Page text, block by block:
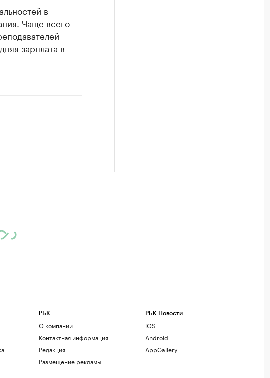
в
Чаще всего
зарплата в
РБК
О компании
Контактная информация
Редакция
Размещение рекламы
РБК Новости
iOS
Android
AppGallery